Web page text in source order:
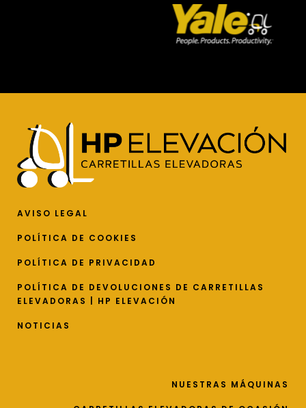
AVISO LEGAL
POLÍTICA DE COOKIES
POLÍTICA DE PRIVACIDAD
POLÍTICA DE DEVOLUCIONES DE CARRETILLAS
ELEVADORAS | HP ELEVACIÓN
NOTICIAS
NUESTRAS MÁQUINAS